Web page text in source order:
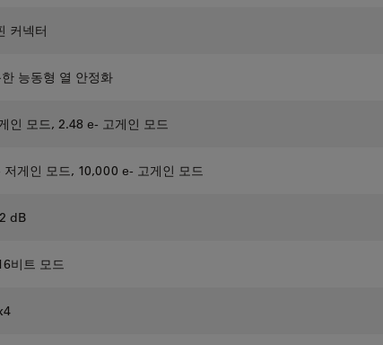
커넥터
능동형 열 안정화
인 모드, 2.48 e- 고게인 모드
게인 모드, 10,000 e- 고게인 모드
dB
비트 모드